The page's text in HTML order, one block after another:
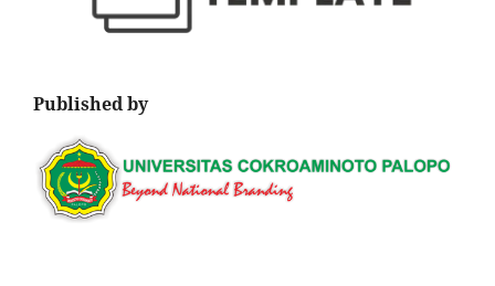
Published by